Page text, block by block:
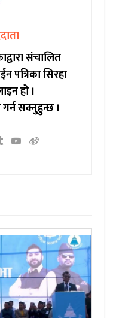
संचालित
पत्रिका सिरहा
हो ।
सक्नुहुन्छ ।